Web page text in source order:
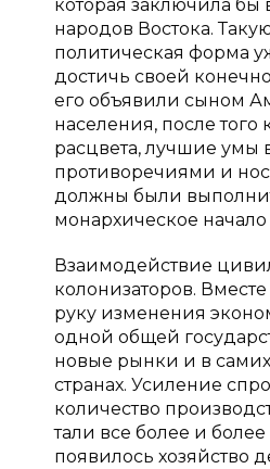
которая заключила бы
народов Востока.
политическая форма
достичь своей
его объявили сыном
населения, после
расцвета, лучшие умы
противоречиями и
должны были
монархическое
Взаимодействие
колонизаторов.
руку изменения
одной общей
новые рынки и в самих
странах. Усиление
количество
тали все более и
появилось хозяйство